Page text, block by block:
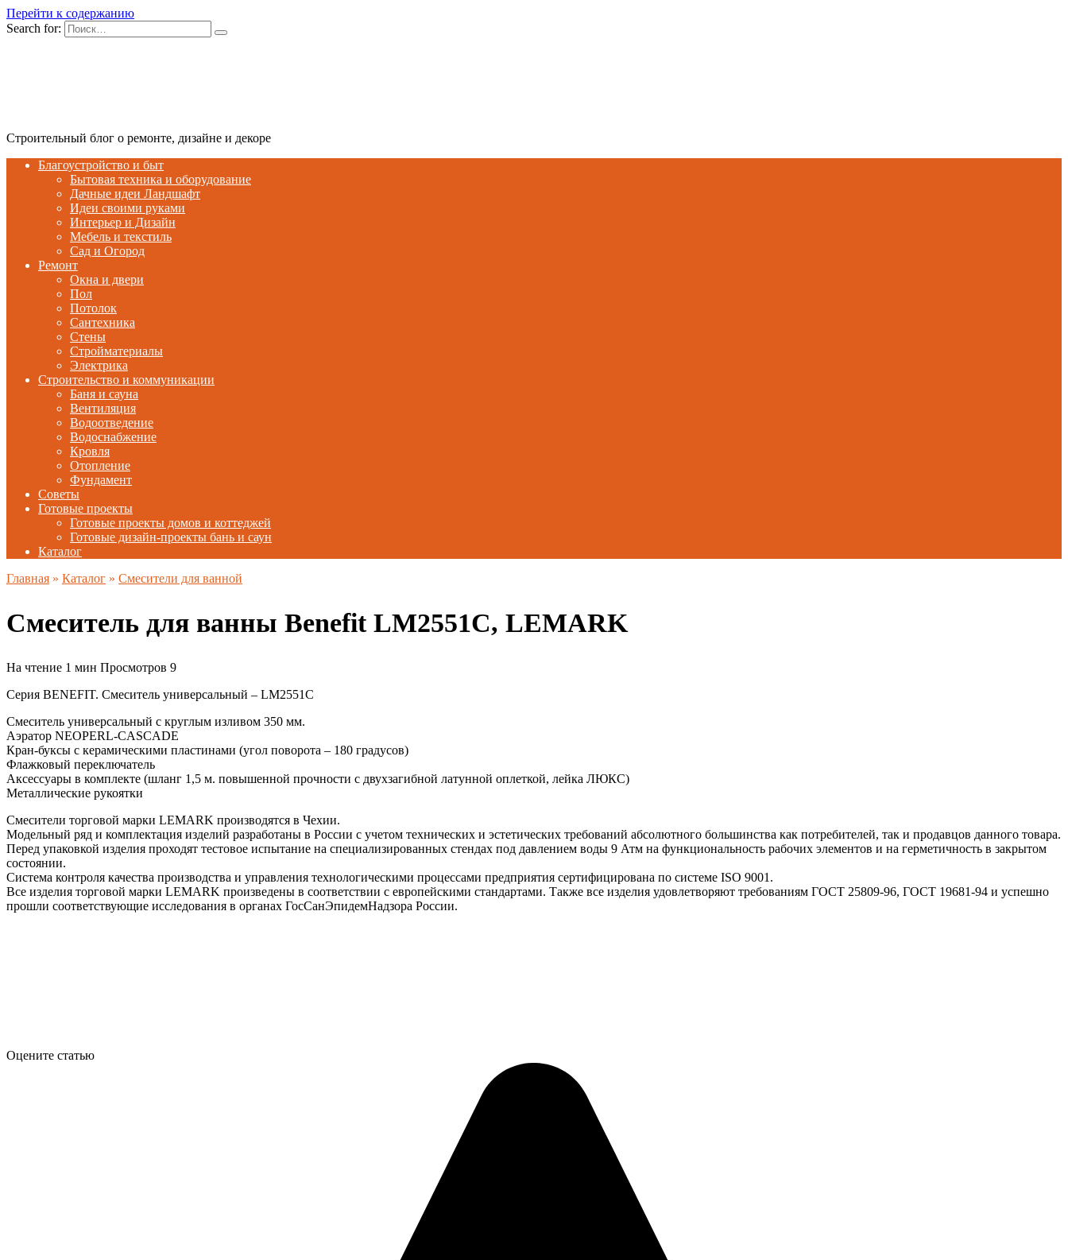
Перейти к содержанию
Search for:
Строительный блог о ремонте, дизайне и декоре
Благоустройство и быт
Бытовая техника и оборудование
Дачные идеи Ландшафт
Идеи своими руками
Интерьер и Дизайн
Мебель и текстиль
Сад и Огород
Ремонт
Окна и двери
Пол
Потолок
Сантехника
Стены
Стройматериалы
Электрика
Строительство и коммуникации
Баня и сауна
Вентиляция
Водоотведение
Водоснабжение
Кровля
Отопление
Фундамент
Советы
Готовые проекты
Готовые проекты домов и коттеджей
Готовые дизайн-проекты бань и саун
Каталог
Главная » Каталог » Смесители для ванной
Смеситель для ванны Benefit LM2551C, LEMARK
На чтение 1 мин Просмотров 9
Серия BENEFIT. Смеситель универсальный – LM2551C
Смеситель универсальный с круглым изливом 350 мм.
Аэратор NEOPERL-CASCADE
Кран-буксы с керамическими пластинами (угол поворота – 180 градусов)
Флажковый переключатель
Аксессуары в комплекте (шланг 1,5 м. повышенной прочности с двухзагибной латунной оплеткой, лейка ЛЮКС)
Металлические рукоятки
Смесители торговой марки LEMARK производятся в Чехии.
Модельный ряд и комплектация изделий разработаны в России с учетом технических и эстетических требований абсолютного большинства как потребителей, так и продавцов данного товара.
Перед упаковкой изделия проходят тестовое испытание на специализированных стендах под давлением воды 9 Атм на функциональность рабочих элементов и на герметичность в закрытом
состоянии.
Система контроля качества производства и управления технологическими процессами предприятия сертифицирована по системе ISO 9001.
Все изделия торговой марки LEMARK произведены в соответствии с европейскими стандартами. Также все изделия удовлетворяют требованиям ГОСТ 25809-96, ГОСТ 19681-94 и успешно
прошли соответствующие исследования в органах ГосСанЭпидемНадзора России.
Оцените статью